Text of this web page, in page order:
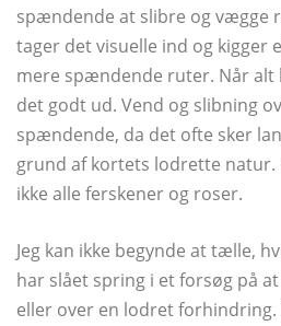
spændende at slibre og vægge
tager det visuelle ind og kigger
mere spændende ruter. Når alt
det godt ud. Vend og slibning
spændende, da det ofte sker
grund af kortets lodrette natur.
ikke alle ferskener og roser.
Jeg kan ikke begynde at tælle,
har slået spring i et forsøg på
eller over en lodret forhindring.